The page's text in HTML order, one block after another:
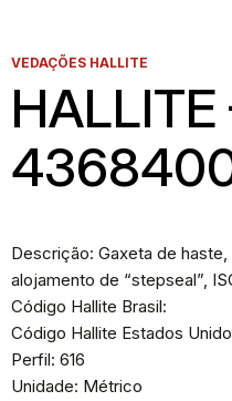
VEDAÇÕES HALLITE
HALLITE
Descrição: Gaxeta de
alojamento de “stepseal”,
Código Hallite Brasil:
Código Hallite Estados
Perfil: 616
Unidade: Métrico